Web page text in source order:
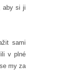
aby si ji
sami
v plné
my za